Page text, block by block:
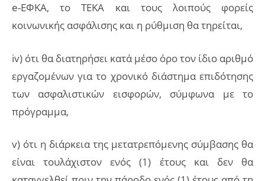
e-ΕΦΚΑ, το ΤΕΚΑ και τους λοιπούς φορείς
κοινωνικής ασφάλισης και η ρύθμιση θα τηρείται,
iv) ότι θα διατηρήσει κατά μέσο όρο τον ίδιο αριθμό
εργαζομένων για το χρονικό διάστημα επιδότησης
των ασφαλιστικών εισφορών, σύμφωνα με το
πρόγραμμα,
v) ότι η διάρκεια της μετατρεπόμενης σύμβασης θα
είναι τουλάχιστον ενός (1) έτους και δεν θα